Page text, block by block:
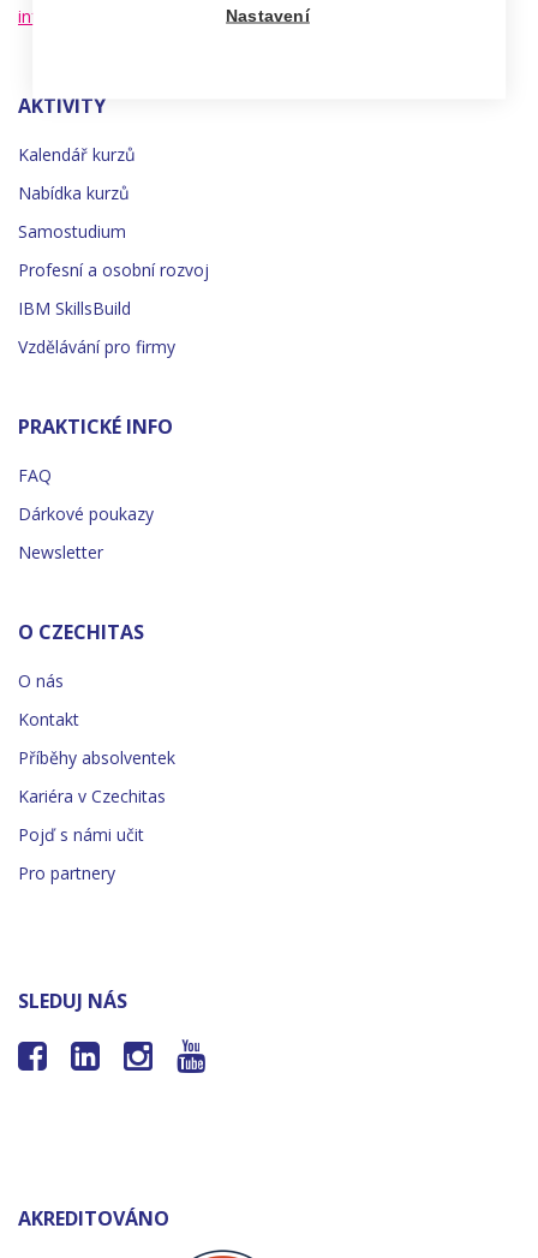
info@czechitas.cz
AKTIVITY
Kalendář kurzů
Nabídka kurzů
Samostudium
Profesní a osobní rozvoj
IBM SkillsBuild
Vzdělávání pro firmy
PRAKTICKÉ INFO
FAQ
Dárkové poukazy
Newsletter
O CZECHITAS
O nás
Kontakt
Příběhy absolventek
Kariéra v Czechitas
Pojď s námi učit
Pro partnery
SLEDUJ NÁS
   
AKREDITOVÁNO
Nastavení